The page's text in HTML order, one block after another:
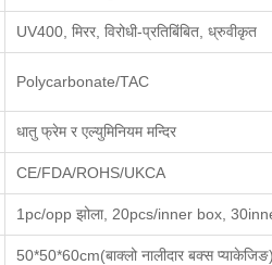
UV400, मिरर, विरोधी-प्रतिबिंबित, ध्रुवीकृत
Polycarbonate/TAC
धातु फ्रेम र एल्युमिनियम मन्दिर
CE/FDA/ROHS/UKCA
1pc/opp झोला, 20pcs/inner box,
50*50*60cm(बाक्लो नालीदार बक्स प्याकेजिङ)